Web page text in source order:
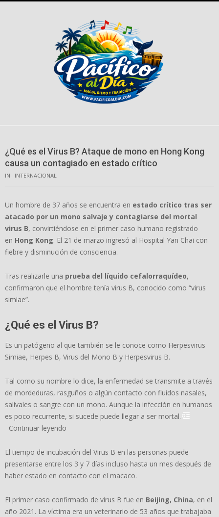
¿Qué es el Virus B? Ataque de mono en Hong Kong
causa un contagiado en estado crítico
IN: INTERNACIONAL
Un hombre de 37 años se encuentra en estado crítico tras ser
atacado por un mono salvaje y contagiarse del mortal
virus B, convirtiéndose en el primer caso humano registrado
en Hong Kong. El 21 de marzo ingresó al Hospital Yan Chai con
fiebre y disminución de consciencia.
Tras realizarle una prueba del líquido cefalorraquídeo,
confirmaron que el hombre tenía virus B, conocido como “virus
simiae”.
¿Qué es el Virus B?
Es un patógeno al que también se le conoce como Herpesvirus
Simiae, Herpes B, Virus del Mono B y Herpesvirus B.
Tal como su nombre lo dice, la enfermedad se transmite a través
de mordeduras, rasguños o algún contacto con fluidos nasales,
salivales o sangre con un mono. Aunque la infección en humanos
es poco recurrente, si sucede puede llegar a ser mortal.
Continuar leyendo
El tiempo de incubación del Virus B en las personas puede
presentarse entre los 3 y 7 días incluso hasta un mes después de
haber estado en contacto con el macaco.
El primer caso confirmado de virus B fue en Beijing, China, en el
año 2021. La víctima era un veterinario de 53 años que trabajaba